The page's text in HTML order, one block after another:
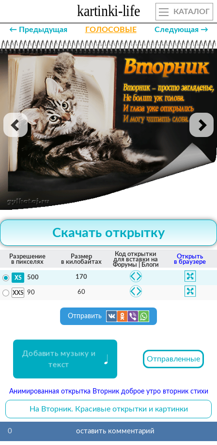
КАТАЛОГ
← Предыдущая ГОЛОСОВЫЕ Следующая →
Скачать открытку
Разрешение
в пикселях
Размер
в килобайтах
Код открытки
для вставки на
Форумы | Блоги
Открыть
в браузере
500 170
90 60
Отправить
Добавить музыку и
текст
Отправленные
Анимированная открытка Вторник доброе утро вторник стихи
На Вторник. Красивые открытки и картинки
0 оставить комментарий